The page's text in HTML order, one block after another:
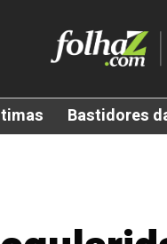
Bastidores